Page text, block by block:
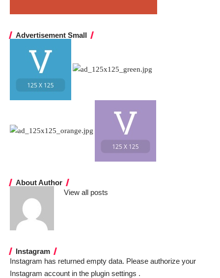
Advertisement Small
About Author
View all posts
Instagram
Instagram has returned empty data. Please authorize your
Instagram account in the plugin settings .